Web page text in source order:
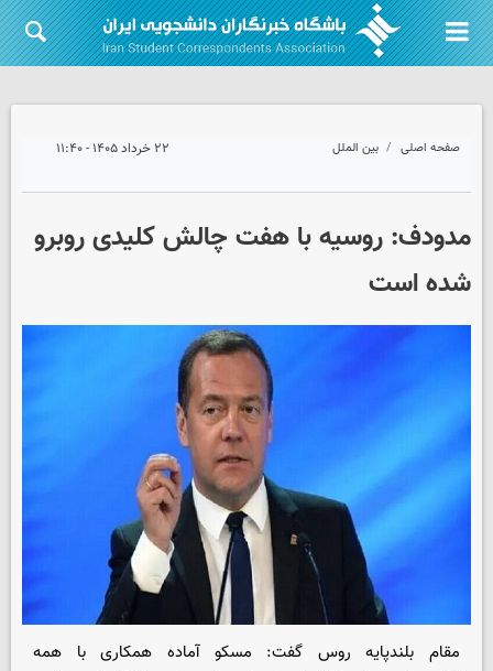
صفحه اصلی بین الملل ۲۲ خرداد ۱۴۰۵ - ۱۱:۴۰
مدودف: روسیه با هفت چالش کلیدی روبرو
شده است
مقام بلندپایه روس گفت: مسکو آماده همکاری با همه